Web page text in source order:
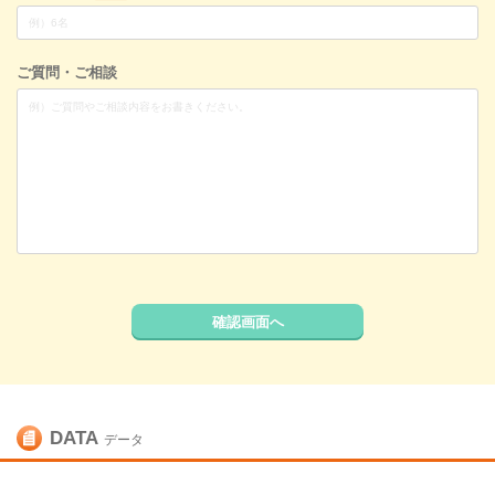
ご質問・ご相談
確認画面へ
DATA データ